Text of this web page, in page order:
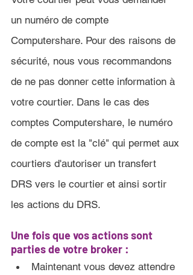
un numéro de compte
Computershare. Pour des raisons de
sécurité, nous vous recommandons
de ne pas donner cette information à
votre courtier. Dans le cas des
comptes Computershare, le numéro
de compte est la "clé" qui permet aux
courtiers d'autoriser un transfert
DRS vers le courtier et ainsi sortir
les actions du DRS.
Une fois que vos actions sont
parties de votre broker :
Maintenant vous devez attendre